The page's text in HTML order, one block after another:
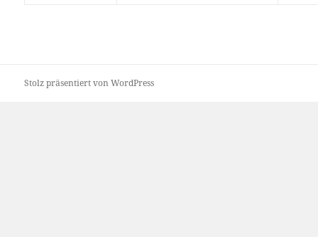
Stolz präsentiert von WordPress